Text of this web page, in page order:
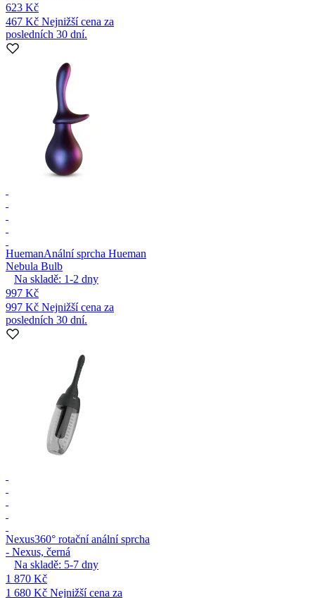
623 Kč
467 Kč Nejnižší cena za
posledních 30 dní.
HuemanAnální sprcha Hueman
Nebula Bulb
Na skladě: 1-2 dny
997 Kč
997 Kč Nejnižší cena za
posledních 30 dní.
Nexus360° rotační anální sprcha
- Nexus, černá
Na skladě: 5-7 dny
1 870 Kč
1 680 Kč Nejnižší cena za